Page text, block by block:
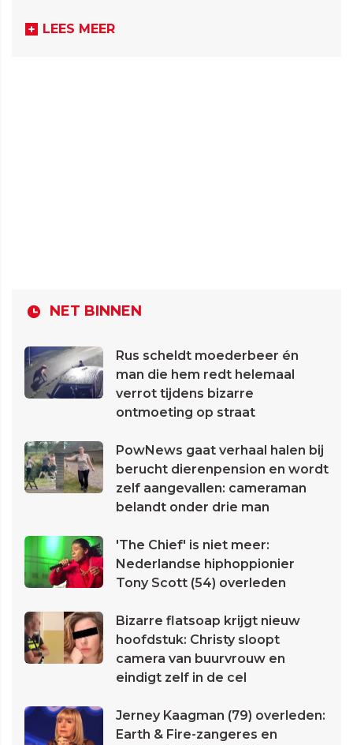
LEES MEER
NET BINNEN
Rus scheldt moederbeer én
man die hem redt helemaal
verrot tijdens bizarre
ontmoeting op straat
PowNews gaat verhaal halen bij
berucht dierenpension en wordt
zelf aangevallen: cameraman
belandt onder drie man
'The Chief' is niet meer:
Nederlandse hiphoppionier
Tony Scott (54) overleden
Bizarre flatsoap krijgt nieuw
hoofdstuk: Christy sloopt
camera van buurvrouw en
eindigt zelf in de cel
Jerney Kaagman (79) overleden:
Earth & Fire-zangeres en